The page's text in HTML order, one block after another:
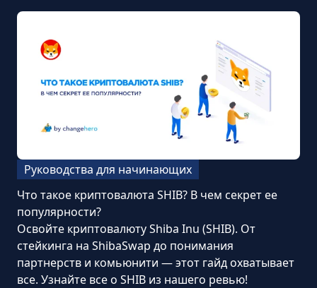
Руководства для начинающих
Что такое криптовалюта SHIB? В чем секрет ее
популярности?
Освойте криптовалюту Shiba Inu (SHIB). От
стейкинга на ShibaSwap до понимания
партнерств и комьюнити — этот гайд охватывает
все. Узнайте все о SHIB из нашего ревью!